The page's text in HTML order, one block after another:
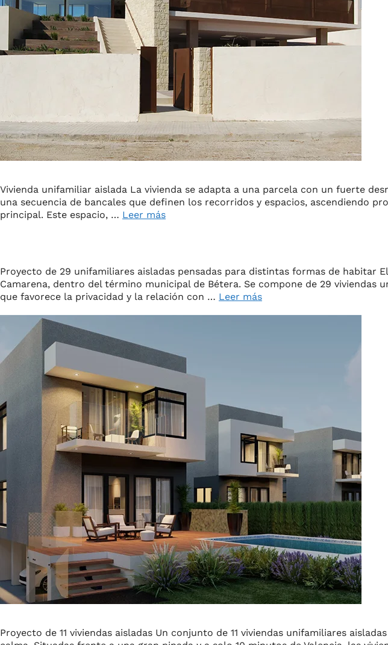
Vivienda unifamiliar aislada La vivienda se adapta a una parcela con un fuerte
una secuencia de bancales que definen los recorridos y espacios, ascendiendo
principal. Este espacio, … Leer más
Proyecto de 29 unifamiliares aisladas pensadas para distintas formas de
Camarena, dentro del término municipal de Bétera. Se compone de 29
que favorece la privacidad y la relación con … Leer más
Proyecto de 11 viviendas aisladas Un conjunto de 11 viviendas unifamiliares